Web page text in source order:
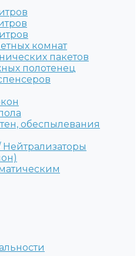
комнат
пакетов
полотенец
обеспылевания